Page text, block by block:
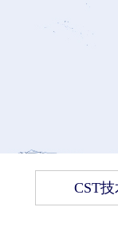
CST